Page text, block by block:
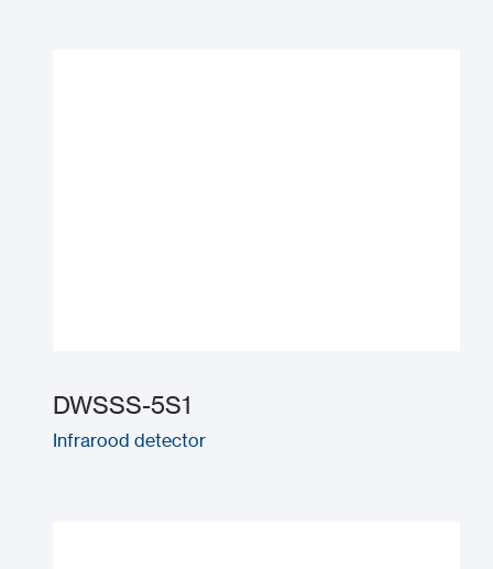
DWSSS-5S1
Infrarood detector